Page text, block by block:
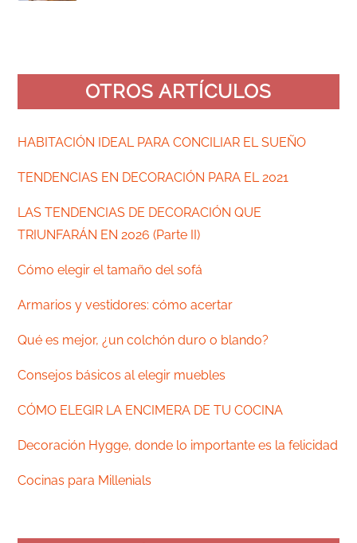
OTROS ARTÍCULOS
HABITACIÓN IDEAL PARA CONCILIAR EL SUEÑO
TENDENCIAS EN DECORACIÓN PARA EL 2021
LAS TENDENCIAS DE DECORACIÓN QUE
TRIUNFARÁN EN 2026 (Parte II)
Cómo elegir el tamaño del sofá
Armarios y vestidores: cómo acertar
Qué es mejor, ¿un colchón duro o blando?
Consejos básicos al elegir muebles
CÓMO ELEGIR LA ENCIMERA DE TU COCINA
Decoración Hygge, donde lo importante es la felicidad
Cocinas para Millenials